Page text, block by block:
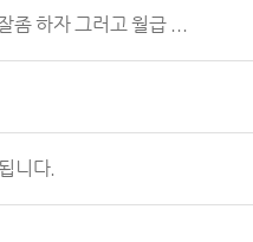
좀 하자 그러고 월급 ...
니다.